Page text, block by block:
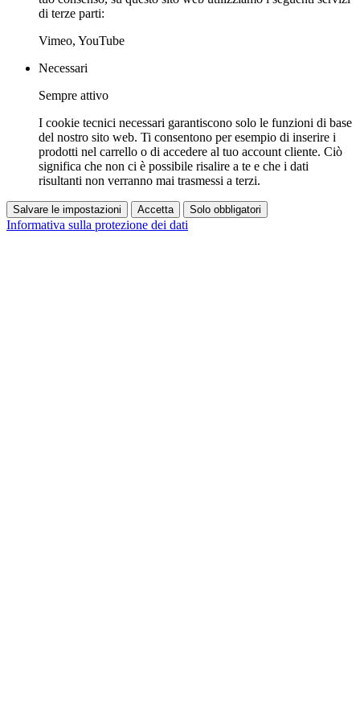
di terze parti:
Vimeo, YouTube
Necessari
Sempre attivo
I cookie tecnici necessari garantiscono solo le funzioni di base
del nostro sito web. Ti consentono per esempio di inserire i
prodotti nel carrello o di accedere al tuo account cliente. Ciò
significa che non ci è possibile risalire a te e che i dati
risultanti non verranno mai trasmessi a terzi.
Salvare le impostazioni Accetta Solo obbligatori
Informativa sulla protezione dei dati